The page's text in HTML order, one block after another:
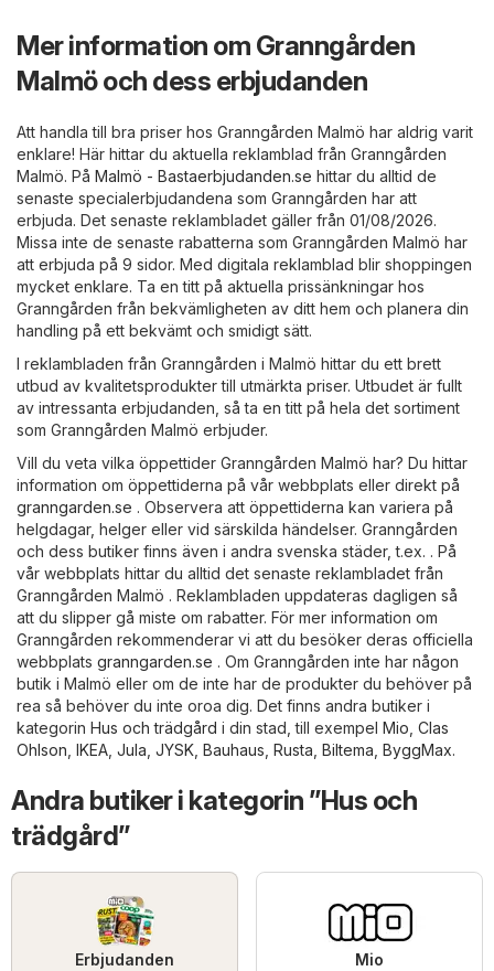
Mer information om Granngården
Malmö och dess erbjudanden
Att handla till bra priser hos Granngården Malmö har aldrig varit
enklare! Här hittar du aktuella reklamblad från Granngården
Malmö. På Malmö - Bastaerbjudanden.se hittar du alltid de
senaste specialerbjudandena som Granngården har att
erbjuda. Det senaste reklambladet gäller från 01/08/2026.
Missa inte de senaste rabatterna som Granngården Malmö har
att erbjuda på 9 sidor. Med digitala reklamblad blir shoppingen
mycket enklare. Ta en titt på aktuella prissänkningar hos
Granngården från bekvämligheten av ditt hem och planera din
handling på ett bekvämt och smidigt sätt.
I reklambladen från Granngården i Malmö hittar du ett brett
utbud av kvalitetsprodukter till utmärkta priser. Utbudet är fullt
av intressanta erbjudanden, så ta en titt på hela det sortiment
som Granngården Malmö erbjuder.
Vill du veta vilka öppettider Granngården Malmö har? Du hittar
information om öppettiderna på vår webbplats eller direkt på
granngarden.se . Observera att öppettiderna kan variera på
helgdagar, helger eller vid särskilda händelser. Granngården
och dess butiker finns även i andra svenska städer, t.ex. . På
vår webbplats hittar du alltid det senaste reklambladet från
Granngården Malmö . Reklambladen uppdateras dagligen så
att du slipper gå miste om rabatter. För mer information om
Granngården rekommenderar vi att du besöker deras officiella
webbplats granngarden.se . Om Granngården inte har någon
butik i Malmö eller om de inte har de produkter du behöver på
rea så behöver du inte oroa dig. Det finns andra butiker i
kategorin Hus och trädgård i din stad, till exempel Mio Clas
Ohlson IKEA Jula JYSK Bauhaus Rusta Biltema ByggMax.
Andra butiker i kategorin ”Hus och
trädgård”
Erbjudanden Mio